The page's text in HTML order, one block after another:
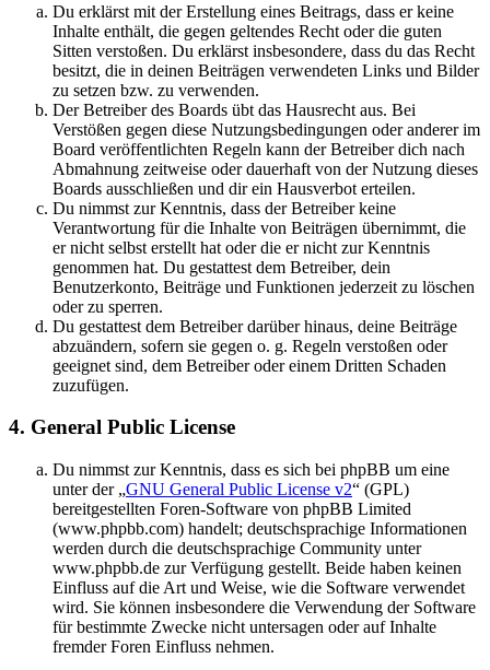
Du erklärst mit der Erstellung eines Beitrags, dass er keine
Inhalte enthält, die gegen geltendes Recht oder die guten
Sitten verstoßen. Du erklärst insbesondere, dass du das Recht
besitzt, die in deinen Beiträgen verwendeten Links und Bilder
zu setzen bzw. zu verwenden.
Der Betreiber des Boards übt das Hausrecht aus. Bei
Verstößen gegen diese Nutzungsbedingungen oder anderer im
Board veröffentlichten Regeln kann der Betreiber dich nach
Abmahnung zeitweise oder dauerhaft von der Nutzung dieses
Boards ausschließen und dir ein Hausverbot erteilen.
Du nimmst zur Kenntnis, dass der Betreiber keine
Verantwortung für die Inhalte von Beiträgen übernimmt, die
er nicht selbst erstellt hat oder die er nicht zur Kenntnis
genommen hat. Du gestattest dem Betreiber, dein
Benutzerkonto, Beiträge und Funktionen jederzeit zu löschen
oder zu sperren.
Du gestattest dem Betreiber darüber hinaus, deine Beiträge
abzuändern, sofern sie gegen o. g. Regeln verstoßen oder
geeignet sind, dem Betreiber oder einem Dritten Schaden
zuzufügen.
4. General Public License
Du nimmst zur Kenntnis, dass es sich bei phpBB um eine
unter der „GNU General Public License v2“ (GPL)
bereitgestellten Foren-Software von phpBB Limited
(www.phpbb.com) handelt; deutschsprachige Informationen
werden durch die deutschsprachige Community unter
www.phpbb.de zur Verfügung gestellt. Beide haben keinen
Einfluss auf die Art und Weise, wie die Software verwendet
wird. Sie können insbesondere die Verwendung der Software
für bestimmte Zwecke nicht untersagen oder auf Inhalte
fremder Foren Einfluss nehmen.